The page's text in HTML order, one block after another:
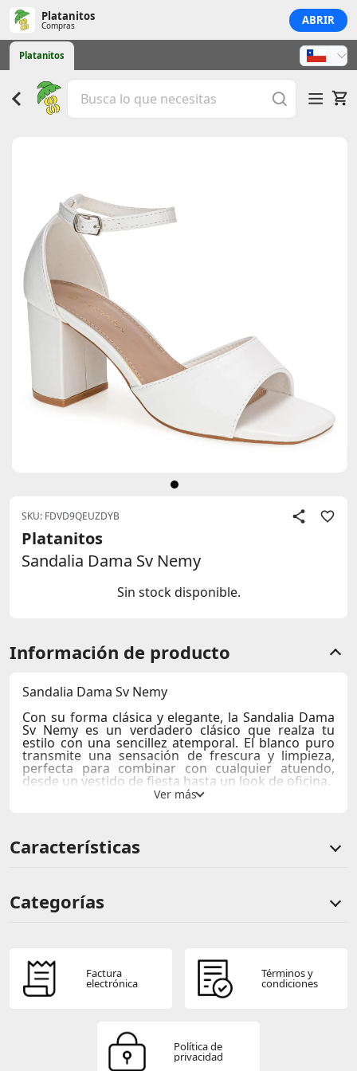
Platanitos
Compras ABRIR
Platanitos
SKU: FDVD9QEUZDYB
Platanitos
Sandalia Dama Sv Nemy
Sin stock disponible.
Información de producto
Sandalia Dama Sv Nemy
Con su forma clásica y elegante, laSandalia Dama
Sv Nemy es un verdadero clásico que realza tu
estilo con una sencillez atemporal. El blanco puro
transmite una sensación de frescura y limpieza,
perfecta para combinar con cualquier atuendo,
desde un vestido de fiesta hasta un look de oficina.
elevando tu look con un toque de elegancia.
Características
Categorías
Comentarios de clientes que compraron este producto
Sin calificaciones
Este producto aún no tiene calificaciones.
Factura
electrónica
Términos y
condiciones
Política de
privacidad